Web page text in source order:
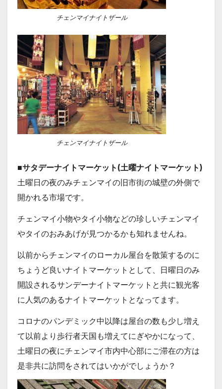
チェンマイナイトザール
チェンマイナイトザール
■サタデーナイトマーケット(土曜ナイトマーケット)
土曜日の夜のみチェンマイの旧市街の城壁の外側で
開かれる市場です。
チェンマイ小物やタイ小物などの珍しいチェンマイ
やタイのおみあげが見つかるかも知れませんね。
以前からチェンマイのローカル屋台を散策するのに
ちょうど良いナイトマーケットとして、日曜日のみ
開設されるサンデーナイトマーケットと共に観光客
に人気のあるナイトマーケットとなってます。
コロナのパンデミック中以降は屋台の数も少し増え
て以前より歩行者天国も増えてにぎやかになって、
土曜日の夜にチェンマイ市内中心部にご滞在の方は
是非共に訪問をされてはいかがでしょうか？